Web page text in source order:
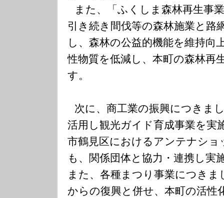
また、「ふくしま森林再生事
引き続き間伐等の森林施業と路
し、森林の公益的機能を維持向
性物質を低減し、本町の森林再
す。
次に、商工業の振興につきま
活用し観光ガイド育成事業を実
市鶴見区におけるアンテナシ
も、関係団体と協力・連携し実
また、各種まつり事業につきま
からの復興と併せ、本町の活性